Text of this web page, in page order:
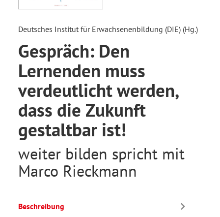
Deutsches Institut für Erwachsenenbildung (DIE) (Hg.)
Gespräch: Den
Lernenden muss
verdeutlicht werden,
dass die Zukunft
gestaltbar ist!
weiter bilden spricht mit
Marco Rieckmann
Beschreibung